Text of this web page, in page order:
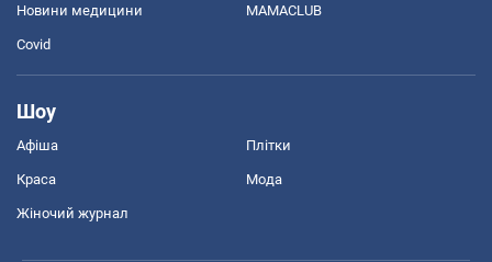
Новини медицини MAMACLUB
Covid
Шоу
Афіша Плітки
Краса Мода
Жіночий журнал